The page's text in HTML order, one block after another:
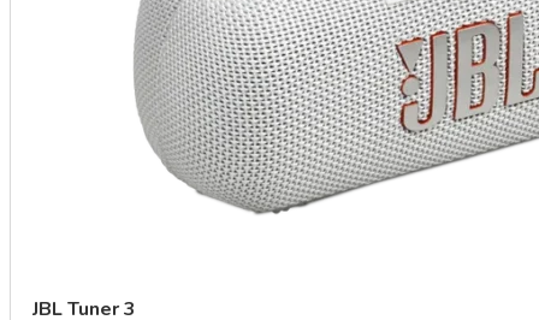
JBL Tuner 3